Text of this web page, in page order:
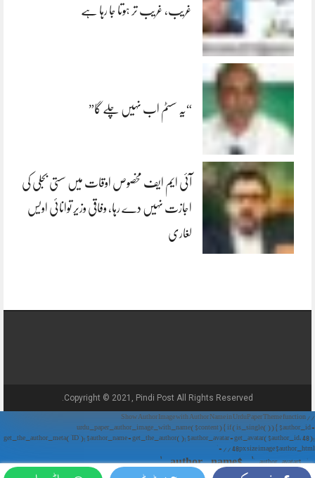
غریب، غریب تر ہوتا جا رہا ہے
“یہ سسٹم اب نہیں چلے گا”
آئی ایم ایف مخصوص اوقات میں سستی بجلی کی
اجازت نہیں دے رہا، وفاقی وزیر توانائی اویس
لغاری
Copyright © 2021, Pindi Post All Rights Reserved.
// Show Author Image with Author Name in UrduPaper Theme function
urdu_paper_author_image_with_name($content) { if (is_single()) { $author_id =
get_the_author_meta('ID'); $author_name = get_the_author(); $author_avatar = get_avatar($author_id, 48);
// 48px size image $author_html = '
' . $author_avatar . '
' . $author_name . '